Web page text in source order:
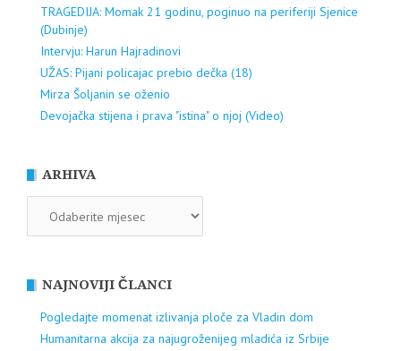
TRAGEDIJA: Momak 21 godinu, poginuo na periferiji Sjenice
(Dubinje)
Intervju: Harun Hajradinovi
UŽAS: Pijani policajac prebio dečka (18)
Mirza Šoljanin se oženio
Devojačka stijena i prava "istina" o njoj (Video)
ARHIVA
NAJNOVIJI ČLANCI
Pogledajte momenat izlivanja ploče za Vladin dom
Humanitarna akcija za najugroženijeg mladića iz Srbije